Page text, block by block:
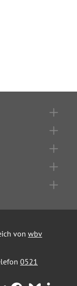
von wbv
0521